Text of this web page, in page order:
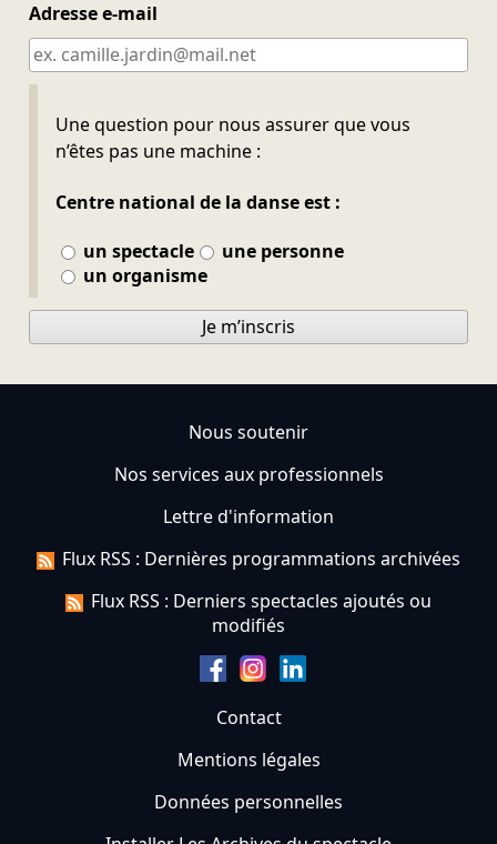
Adresse e-mail
Une question pour nous assurer que vous
n’êtes pas une machine :
Centre national de la danse est :
un spectacle
une personne
un organisme
Ne pas remplir
Je m’inscris
Nous soutenir
Nos services aux professionnels
Lettre d'information
Flux RSS : Dernières programmations archivées
Flux RSS : Derniers spectacles ajoutés ou
modifiés
Contact
Mentions légales
Données personnelles